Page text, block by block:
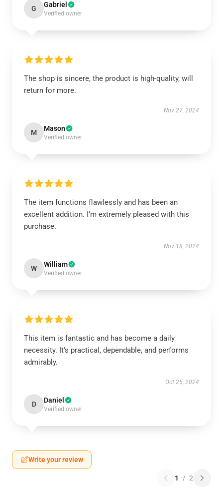
G Gabriel
Verified owner
The shop is sincere, the product is high-quality, will
return for more.
Nov 27, 2024
M Mason
Verified owner
The item functions flawlessly and has been an
excellent addition. I’m extremely pleased with this
purchase.
Nov 18, 2024
W William
Verified owner
This item is fantastic and has become a daily
necessity. It's practical, dependable, and performs
admirably.
Oct 25, 2024
D Daniel
Verified owner
Write your review
1 / 2